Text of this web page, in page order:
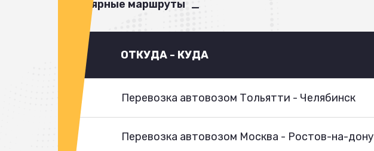
Популярные маршруты
ОТКУДА - КУДА
Перевозка автовозом Тольятти - Челябинск
Перевозка автовозом Москва - Ростов-на-дону